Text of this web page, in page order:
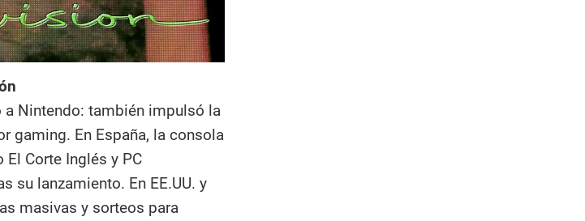
Nintendo: también impulsó la
gaming. En España, la consola
Corte Inglés y PC
su lanzamiento. En EE.UU. y
masivas y sorteos para